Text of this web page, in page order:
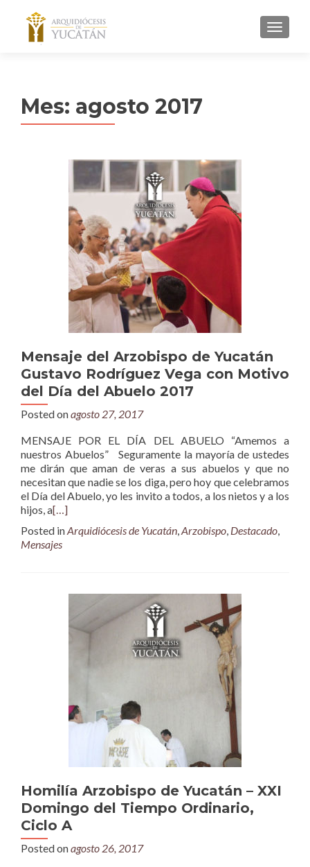
MENU
Mes: agosto 2017
Mensaje del Arzobispo de Yucatán
Gustavo Rodríguez Vega con Motivo
del Día del Abuelo 2017
Posted onagosto 27, 2017
MENSAJE POR EL DÍA DEL ABUELO “Amemos a
nuestros Abuelos” Seguramente la mayoría de ustedes
me dirán que aman de veras a sus abuelos y que no
necesitan que nadie se los diga, pero hoy que celebramos
el Día del Abuelo, yo les invito a todos, a los nietos y a los
hijos, a[…]
Posted inArquidiócesis de Yucatán,Arzobispo, Destacado,
Mensajes
Homilía Arzobispo de Yucatán – XXI
Domingo del Tiempo Ordinario,
Ciclo A
Posted onagosto 26, 2017